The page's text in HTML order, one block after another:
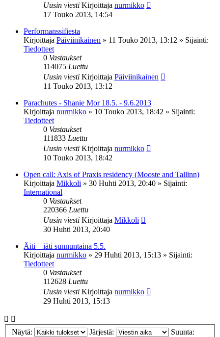
Uusin viesti Kirjoittaja nurmikko
17 Touko 2013, 14:54
Performanssifiesta
Kirjoittaja Päiviinikainen » 11 Touko 2013, 13:12 » Sijainti:
Tiedotteet
0 Vastaukset
114075 Luettu
Uusin viesti Kirjoittaja Päiviinikainen
11 Touko 2013, 13:12
Parachutes - Shanie Mor 18.5. - 9.6.2013
Kirjoittaja nurmikko » 10 Touko 2013, 18:42 » Sijainti:
Tiedotteet
0 Vastaukset
111833 Luettu
Uusin viesti Kirjoittaja nurmikko
10 Touko 2013, 18:42
Open call: Axis of Praxis residency (Mooste and Tallinn)
Kirjoittaja Mikkoli » 30 Huhti 2013, 20:40 » Sijainti:
International
0 Vastaukset
220366 Luettu
Uusin viesti Kirjoittaja Mikkoli
30 Huhti 2013, 20:40
Äiti – iäti sunnuntaina 5.5.
Kirjoittaja nurmikko » 29 Huhti 2013, 15:13 » Sijainti:
Tiedotteet
0 Vastaukset
112628 Luettu
Uusin viesti Kirjoittaja nurmikko
29 Huhti 2013, 15:13
Näytä: Järjestä: Suunta: